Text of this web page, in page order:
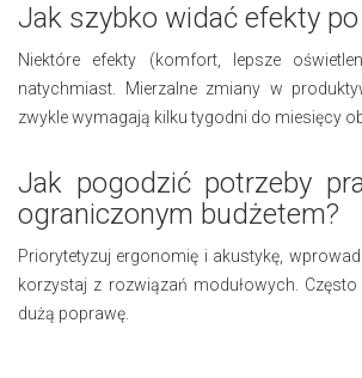
Jak szybko widać efekty
Niektóre efekty (komfort, lepsze
natychmiast. Mierzalne zmiany w
zwykle wymagają kilku tygodni do miesięcy
Jak pogodzić potrzeby
ograniczonym budżetem?
Priorytetyzuj ergonomię i akustykę,
korzystaj z rozwiązań modułowych.
dużą poprawę.